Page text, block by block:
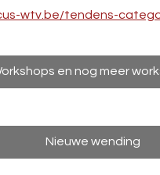
wtv.be/tendens-
en nog meer
Nieuwe wending